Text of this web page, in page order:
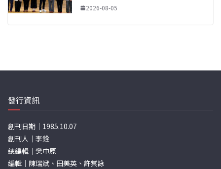
2026-08-05
發行資訊
創刊日期｜1985.10.07
創刊人｜李銓
總編輯｜樊中原
編輯｜陳瑞斌、田美英、許棠詠